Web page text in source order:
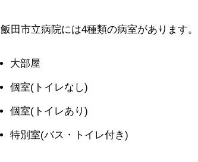
飯田市立病院には4種類の病室があります。
大部屋
個室(トイレなし)
個室(トイレあり)
特別室(バス・トイレ付き)